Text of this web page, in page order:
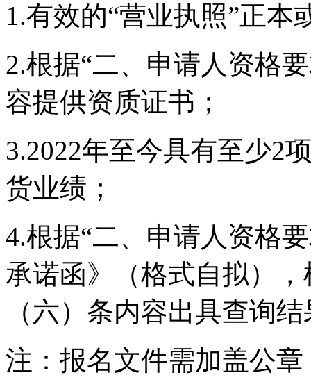
1.有效的“营业执照”正本
2.根据“二、申请人资格
容提供资质证书；
3.2022年至今具有至少2
货业绩；
4.根据“二、申请人资格
承诺函》（格式自拟）
（六）条内容出具查询
注：报名文件需加盖公